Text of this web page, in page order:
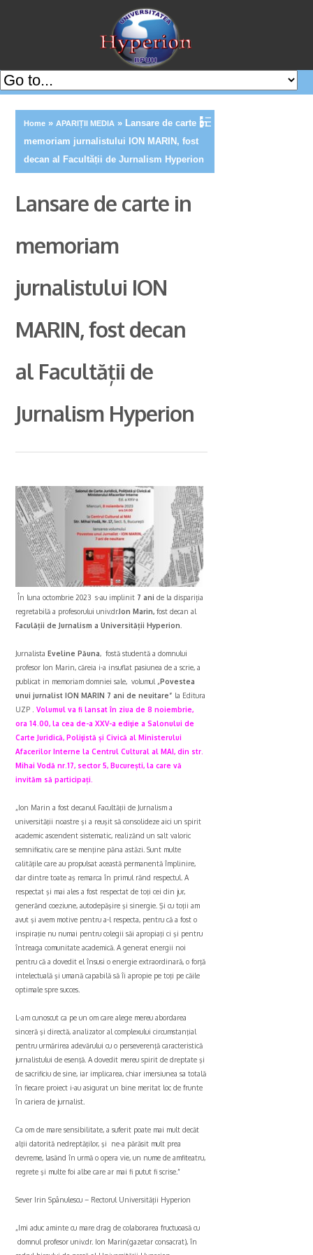
Home »APARIȚII MEDIA » Lansare de carte in
memoriam jurnalistului ION MARIN, fost
decan al Facultății de Jurnalism Hyperion
Lansare de carte in
memoriam
jurnalistului ION
MARIN, fost decan
al Facultății de
Jurnalism Hyperion
În luna octombrie 2023 s-au implinit 7 ani de la dispariția
regretabilă a profesorului univ.dr.Ion Marin, fost decan al
Faculății de Jurnalism a Universității Hyperion
JurnalistaEveline Păuna, fostă studentă a domnului
profesor Ion Marin, căreia i-a insuflat pasiunea de a scrie, a
publicat in memoriam domniei sale, volumul „Povestea
unui jurnalist ION MARIN 7 ani de neuitare” la Editura
UZP .Volumul va fi lansat în ziua de 8 noiembrie,
ora 14.00, la cea de-a XXV-a ediţie a Salonului de
Carte Juridică, Poliţistă și Civică al Ministerului
Afacerilor Interne la Centrul Cultural al MAI, din str.
Mihai Vodă nr.17, sector 5, București, la care vă
invităm să participați.
„Ion Marin a fost decanul Facultăţii de Jurnalism a
universităţii noastre şi a reuşit să consolideze aici un spirit
academic ascendent sistematic, realizȃnd un salt valoric
semnificativ, care se menţine pȃna astăzi. Sunt multe
calităţile care au propulsat această permanentă împlinire,
dar dintre toate aş remarca în primul rȃnd respectul. A
respectat şi mai ales a fost respectat de toţi cei din jur,
generȃnd coeziune, autodepăşire şi sinergie. Şi cu toţii am
avut şi avem motive pentru a-l respecta, pentru că a fost o
inspiraţie nu numai pentru colegii săi apropiaţi ci şi pentru
întreaga comunitate academică. A generat energii noi
pentru că a dovedit el însusi o energie extraordinară, o forţă
intelectuală şi umană capabilă să îi apropie pe toţi pe căile
optimale spre succes.
L-am cunoscut ca pe un om care alege mereu abordarea
sinceră şi directă, analizator al complexului circumstanţial
pentru urmărirea adevărului cu o perseverenţă caracteristică
jurnalistului de esenţă. A dovedit mereu spirit de dreptate şi
de sacrificiu de sine, iar implicarea, chiar imersiunea sa totală
în fiecare proiect i-au asigurat un bine meritat loc de frunte
în cariera de jurnalist.
Ca om de mare sensibilitate, a suferit poate mai mult decȃt
alţii datorită nedreptăţilor, şi ne-a părăsit mult prea
devreme, lasȃnd în urmă o opera vie, un nume de amfiteatru,
regrete şi multe foi albe care ar mai fi putut fi scrise.”
Sever Irin Spânulescu – Rectorul Universității Hyperion
„Imi aduc aminte cu mare drag de colaborarea fructuoasă cu
domnul profesor univ.dr. Ion Marin(gazetar consacrat), în